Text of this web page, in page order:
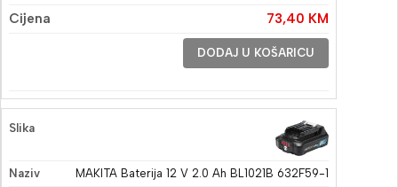
73,40 KM
DODAJ U KOŠARICU
MAKITA Baterija 12 V 2.0 Ah BL1021B 632F59-1